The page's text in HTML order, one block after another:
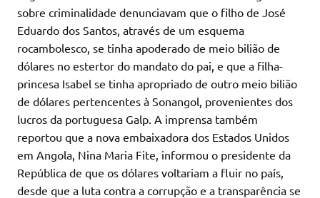
sobre criminalidade denunciavam que o filho de José
Eduardo dos Santos, através de um esquema
rocambolesco, se tinha apoderado de meio bilião de
dólares no estertor do mandato do pai, e que a filha-
princesa Isabel se tinha apropriado de outro meio bilião
de dólares pertencentes à Sonangol, provenientes dos
lucros da portuguesa Galp. A imprensa também
reportou que a nova embaixadora dos Estados Unidos
em Angola, Nina Maria Fite, informou o presidente da
República de que os dólares voltariam a fluir no país,
desde que a luta contra a corrupção e a transparência se